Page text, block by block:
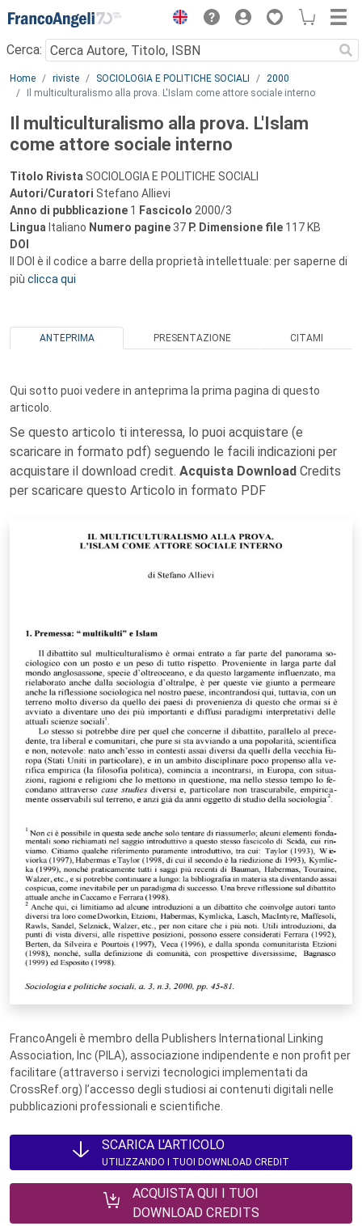
Menu
Cerca:
Main content
Home riviste SOCIOLOGIA E POLITICHE SOCIALI
2000
Il multiculturalismo alla prova. L'Islam come attore sociale interno
Il multiculturalismo alla prova. L'Islam
come attore sociale interno
Titolo Rivista SOCIOLOGIA E POLITICHE SOCIALI
Autori/Curatori Stefano Allievi
Anno di pubblicazione 1 Fascicolo 2000/3
Lingua Italiano Numero pagine 37 P. Dimensione file 117 KB
DOI
Il DOI è il codice a barre della proprietà intellettuale: per saperne di
più clicca qui
ANTEPRIMA PRESENTAZIONE CITAMI
Qui sotto puoi vedere in anteprima la prima pagina di questo
articolo.
Se questo articolo ti interessa, lo puoi acquistare (e
scaricare in formato pdf) seguendo le facili indicazioni per
acquistare il download credit. Acquista Download Credits
per scaricare questo Articolo in formato PDF
FrancoAngeli è membro della Publishers International Linking
Association, Inc (PILA), associazione indipendente e non profit per
facilitare (attraverso i servizi tecnologici implementati da
CrossRef.org) l’accesso degli studiosi ai contenuti digitali nelle
pubblicazioni professionali e scientifiche.
SCARICA L'ARTICOLO
UTILIZZANDO I TUOI DOWNLOAD CREDIT
ACQUISTA QUI I TUOI
DOWNLOAD CREDITS